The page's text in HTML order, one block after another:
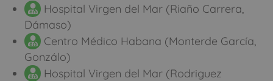
Hospital Virgen del Mar (Riaño Carrera,
Dámaso)
Centro Médico Habana (Monterde García,
Gonzálo)
Hospital Virgen del Mar (Rodriguez